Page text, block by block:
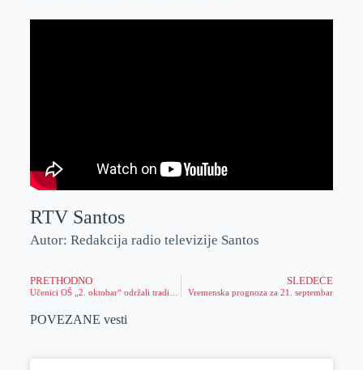
RTV Santos
Autor: Redakcija radio televizije Santos
PRETHODNO SLEDEĆE
Vremenska prognoza za 21. septembar
POVEZANE vesti